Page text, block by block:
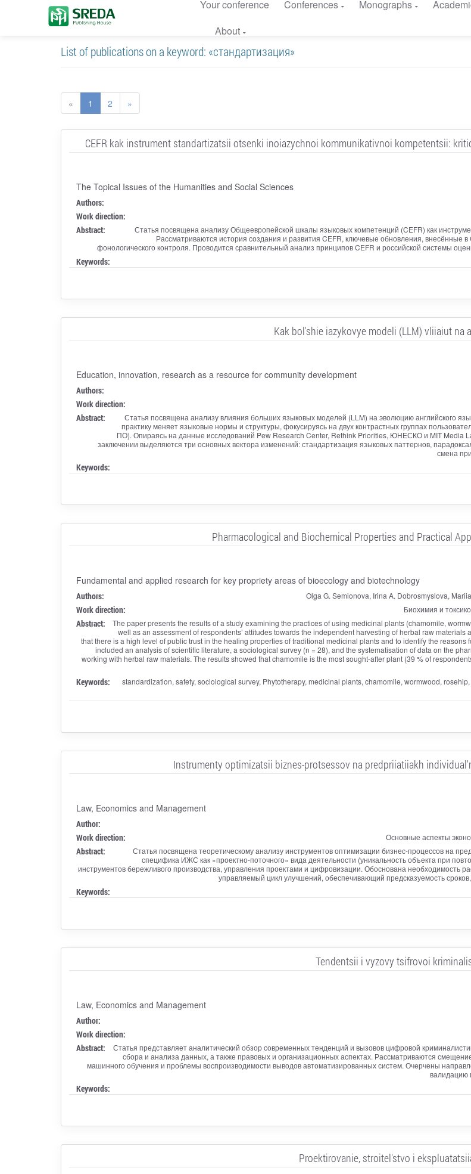
Your conference Conferences Monographs
About
List of publications on a keyword: «стандартизация»
« 1 2 »
CEFR kak instrument standartizatsii otsenki inoiazychnoi kommunikativnoi kompetentsii:
The Topical Issues of the Humanities and Social Sciences
Authors:
Work direction:
Abstract:
Статья посвящена анализу Общеевропейской шкалы языковых компетенций (CEFR) как
Рассматриваются история создания и развития CEFR, ключевые обновления, внесённые
фонологического контроля. Проводится сравнительный анализ принципов CEFR и российской системы
Keywords:
Kak bol'shie iazykovye modeli (LLM) vliiaiut na
Education, innovation, research as a resource for community development
Authors:
Work direction:
Abstract:
Статья посвящена анализу влияния больших языковых моделей (LLM) на эволюцию английского
практику меняет языковые нормы и структуры, фокусируясь на двух контрастных группах
ПО). Опираясь на данные исследований Pew Research Center, Rethink Priorities, ЮНЕСКО и MIT Media
заключении выделяются три основных вектора изменений: стандартизация языковых паттернов,
смена
Keywords:
Pharmacological and Biochemical Properties and Practical
Fundamental and applied research for key propriety areas of bioecology and biotechnology
Authors: Olga G. Semionova, Irina A. Dobrosmyslova,
Work direction: Биохимия и
Abstract:
The paper presents the results of a study examining the practices of using medicinal plants (chamomile,
well as an assessment of respondents’ attitudes towards the independent harvesting of herbal raw
that there is a high level of public trust in the healing properties of traditional medicinal plants and to identify the
included an analysis of scientific literature, a sociological survey (n = 28), and the systematisation of data on the
working with herbal raw materials. The results showed that chamomile is the most sought‑after plant (39 % of
Keywords:
standardization, safety, sociological survey, Phytotherapy, medicinal plants, chamomile, wormwood,
Instrumenty optimizatsii biznes-protsessov na predpriiatiiakh
Law, Economics and Management
Author:
Work direction: Основные аспекты
Abstract:
Статья посвящена теоретическому анализу инструментов оптимизации бизнес‑процессов на
специфика ИЖС как «проектно‑поточного» вида деятельности (уникальность объекта при
инструментов бережливого производства, управления проектами и цифровизации. Обоснована необходимость
управляемый цикл улучшений, обеспечивающий предсказуемость
Keywords:
Tendentsii i vyzovy tsifrovoi
Law, Economics and Management
Author:
Work direction:
Abstract:
Статья представляет аналитический обзор современных тенденций и вызовов цифровой
сбора и анализа данных, а также правовых и организационных аспектах. Рассматриваются
машинного обучения и проблемы воспроизводимости выводов автоматизированных систем. Очерчены
валидацию
Keywords:
Proektirovanie, stroitel'stvo i